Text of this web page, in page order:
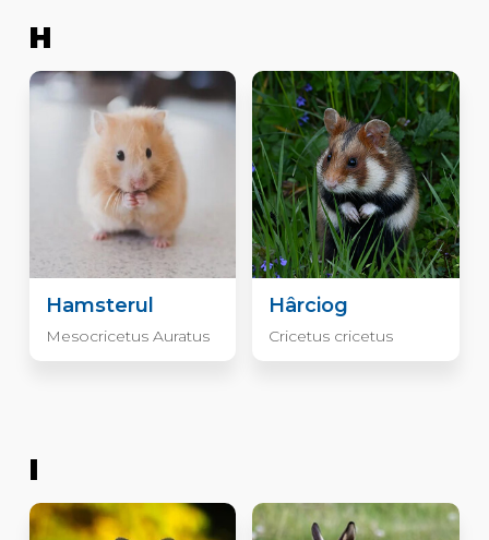
H
Hamsterul
Mesocricetus Auratus
Hârciog
Cricetus cricetus
I